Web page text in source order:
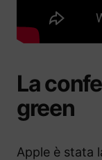
La
green
Apple è stata